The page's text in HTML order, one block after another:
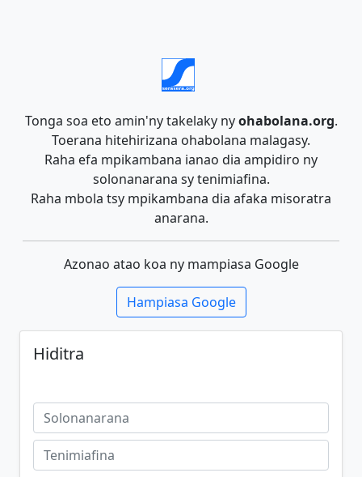
Tonga soa eto amin'ny takelaky nyohabolana.org.
Toerana hitehirizana ohabolana malagasy.
Raha efa mpikambana ianao dia ampidiro ny
solonanarana sy tenimiafina.
Raha mbola tsy mpikambana dia afaka misoratra
anarana.
Azonao atao koa ny mampiasa Google
Hampiasa Google
Hiditra